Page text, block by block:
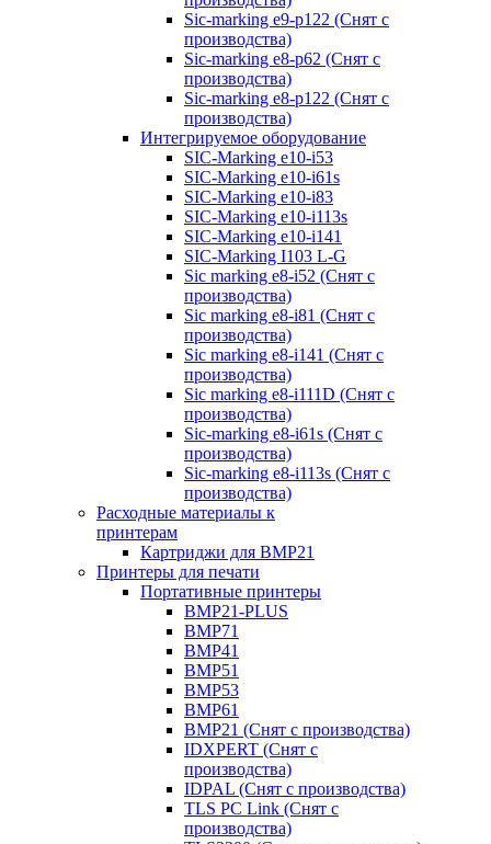
Sic-marking e9-p122 (Снят с
производства)
Sic-marking e8-p62 (Снят с
производства)
Sic-marking e8-p122 (Снят с
производства)
Интегрируемое оборудование
SIC-Marking e10-i53
SIC-Marking e10-i61s
SIC-Marking e10-i83
SIC-Marking e10-i113s
SIC-Marking e10-i141
SIC-Marking I103 L-G
Sic marking e8-i52 (Снят с
производства)
Sic marking e8-i81 (Снят с
производства)
Sic marking e8-i141 (Снят с
производства)
Sic marking e8-i111D (Снят с
производства)
Sic-marking e8-i61s (Снят с
производства)
Sic-marking e8-i113s (Снят с
производства)
Расходные материалы к
принтерам
Картриджи для BMP21
Принтеры для печати
Портативные принтеры
BMP21-PLUS
BMP71
BMP41
BMP51
BMP53
BMP61
BMP21 (Снят с производства)
IDXPERT (Снят с
производства)
IDPAL (Снят с производства)
TLS PC Link (Снят с
производства)